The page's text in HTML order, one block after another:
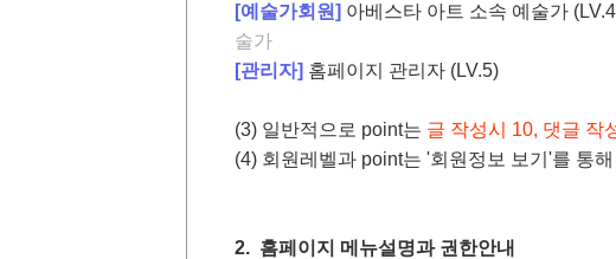
[예술가회원] 아베스타 아트 소속 예술가
술가
[관리자] 홈페이지 관리자 (LV.5)
(3) 일반적으로 point는 글 작성시 10, 댓글 작
(4) 회원레벨과 point는 '회원정보 보기'를 통
2. 홈페이지 메뉴설명과 권한안내